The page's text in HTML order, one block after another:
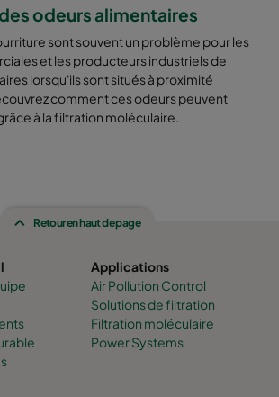
odeurs alimentaires
sont souvent un problème pour les
et les producteurs industriels de
lorsqu'ils sont situés à proximité
comment ces odeurs peuvent
à la filtration moléculaire.
Retour en haut de page
Applications
Air Pollution Control
Solutions de filtration
Filtration moléculaire
Power Systems